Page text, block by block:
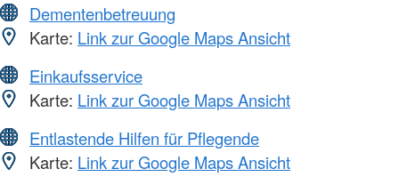
Dementenbetreuung
Karte: Link zur Google Maps Ansicht
Einkaufsservice
Karte: Link zur Google Maps Ansicht
Entlastende Hilfen für Pflegende
Karte: Link zur Google Maps Ansicht